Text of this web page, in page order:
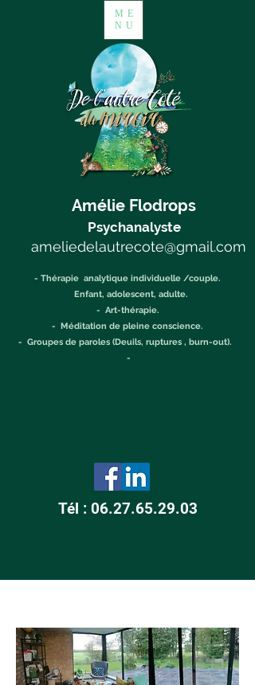
Amélie Flodrops
Psychanalyste
ameliedelautrecote@gmail.com
- Thérapie analytique individuelle /couple.
Enfant, adolescent, adulte.
- Art-thérapie.
- Méditation de pleine conscience.
- Groupes de paroles (Deuils, ruptures , burn-out).
-
Tél : 06.27.65.29.03
ME
NU